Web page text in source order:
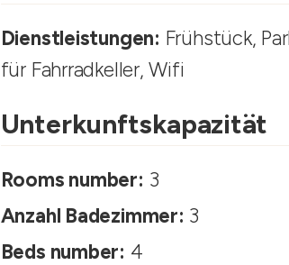
Dienstleistungen: Frühstück,
für Fahrradkeller, Wifi
Unterkunftskapazität
Rooms number: 3
Anzahl Badezimmer: 3
Beds number: 4